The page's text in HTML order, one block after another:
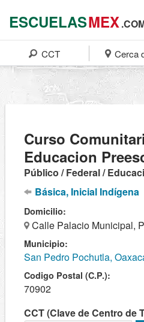
ESCUELASMEX
CCT Cerca
Curso
Educacion
Público / Federal /
Básica, Inicial Indígena
Domicilio:
Calle Palacio Municipal,
Municipio:
San Pedro Pochutla,
Codigo Postal (C.P.):
70902
CCT (Clave de Centro de